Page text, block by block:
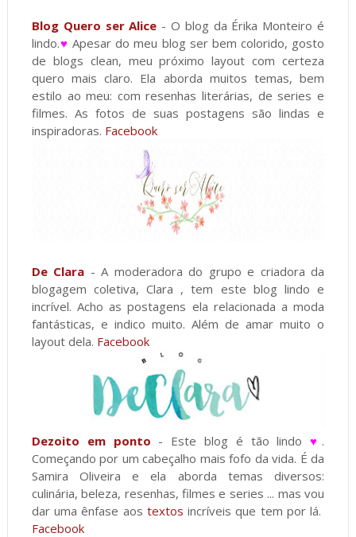
Blog Quero ser Alice - O blog da Érika Monteiro é
lindo.♥ Apesar do meu blog ser bem colorido, gosto
de blogs clean, meu próximo layout com certeza
quero mais claro. Ela aborda muitos temas, bem
estilo ao meu: com resenhas literárias, de series e
filmes. As fotos de suas postagens são lindas e
inspiradoras. Facebook
De Clara - A moderadora do grupo e criadora da
blogagem coletiva, Clara , tem este blog lindo e
incrível. Acho as postagens ela relacionada a moda
fantásticas, e indico muito. Além de amar muito o
layout dela. Facebook
Dezoito em ponto - Este blog é tão lindo♥ .
Começando por um cabeçalho mais fofo da vida. É da
Samira Oliveira e ela aborda temas diversos:
culinária, beleza, resenhas, filmes e series ... mas vou
dar uma ênfase aos textos incríveis que tem por lá.
Facebook